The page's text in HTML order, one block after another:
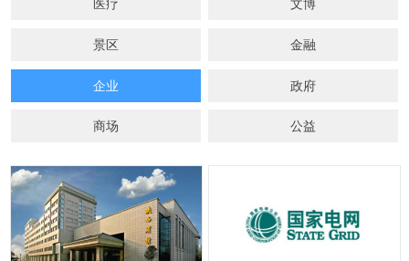
医疗 文博
景区 金融
企业 政府
商场 公益